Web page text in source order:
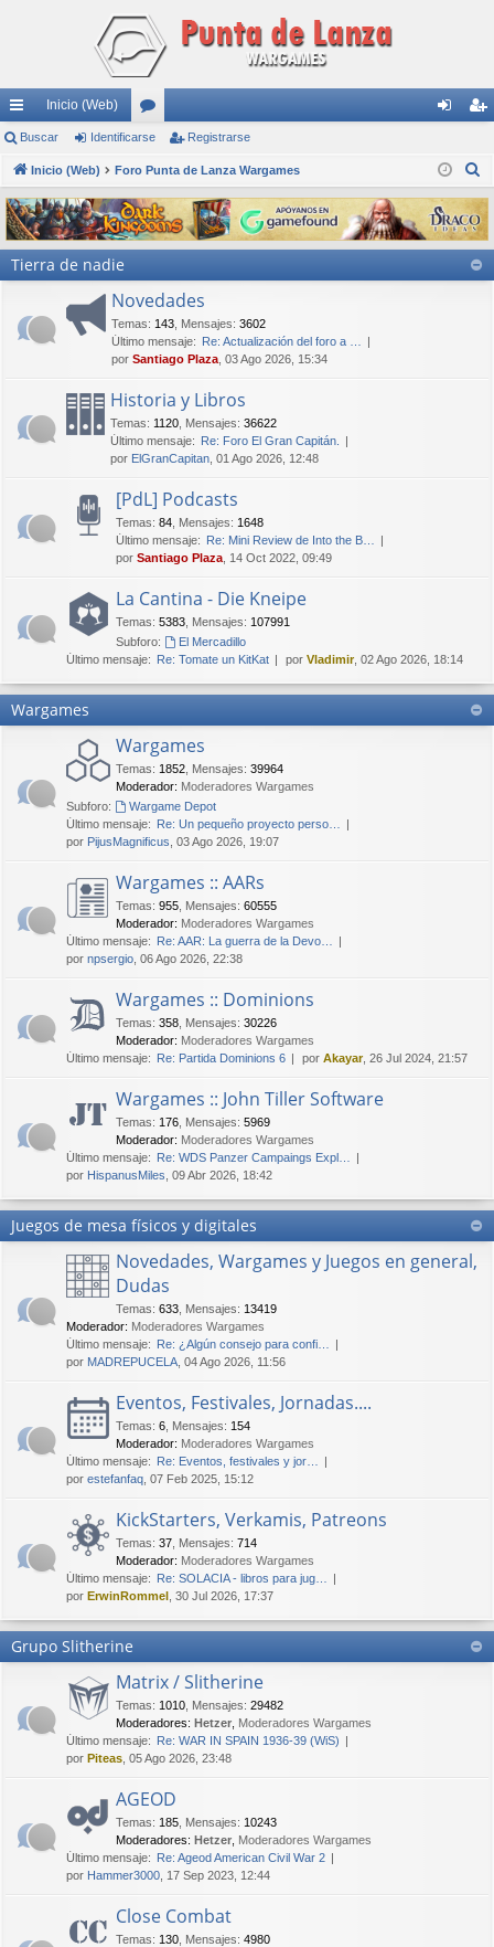
nl
ac
es
rá
pi
Inicio (Web)
or
os nti
fic
ar
ist
ra
rs
e
Buscar Identificarse Registrarse
Inicio (Web) Foro Punta de Lanza Wargames
s
c
Tierra de nadie
Novedades
Temas: 143 Mensajes: 3602
Último mensaje: Re: Actualización del foro a …
por Santiago Plaza , 03 Ago 2026, 15:34
Historia y Libros
Temas: 1120 Mensajes: 36622
Último mensaje: Re: Foro El Gran Capitán.
por ElGranCapitan , 01 Ago 2026, 12:48
[PdL] Podcasts
Temas: 84 Mensajes: 1648
Último mensaje: Re: Mini Review de Into the B…
por Santiago Plaza , 14 Oct 2022, 09:49
La Cantina - Die Kneipe
Temas: 5383 Mensajes: 107991
Subforo:
El Mercadillo
Último mensaje: Re: Tomate un KitKat por Vladimir, 02 Ago 2026, 18:14
Wargames
Wargames
Temas: 1852 Mensajes: 39964
Moderador: Moderadores Wargames
Subforo:
Wargame Depot
Último mensaje: Re: Un pequeño proyecto perso…
por PijusMagnificus , 03 Ago 2026, 19:07
Wargames :: AARs
Temas: 955 Mensajes: 60555
Moderador: Moderadores Wargames
Último mensaje: Re: AAR: La guerra de la Devo…
por npsergio , 06 Ago 2026, 22:38
Wargames :: Dominions
Temas: 358 Mensajes: 30226
Moderador: Moderadores Wargames
Último mensaje: Re: Partida Dominions 6 por Akayar, 26 Jul 2024, 21:57
Wargames :: John Tiller Software
Temas: 176 Mensajes: 5969
Moderador: Moderadores Wargames
Último mensaje: Re: WDS Panzer Campaings Expl…
por HispanusMiles , 09 Abr 2026, 18:42
Juegos de mesa físicos y digitales
Novedades, Wargames y Juegos en general,
Dudas
Temas: 633 Mensajes: 13419
Moderador: Moderadores Wargames
Último mensaje: Re: ¿Algún consejo para confi…
por MADREPUCELA , 04 Ago 2026, 11:56
Eventos, Festivales, Jornadas....
Temas: 6 Mensajes: 154
Moderador: Moderadores Wargames
Último mensaje: Re: Eventos, festivales y jor…
por estefanfaq , 07 Feb 2025, 15:12
KickStarters, Verkamis, Patreons
Temas: 37 Mensajes: 714
Moderador: Moderadores Wargames
Último mensaje: Re: SOLACIA - libros para jug…
por ErwinRommel , 30 Jul 2026, 17:37
Grupo Slitherine
Matrix / Slitherine
Temas: 1010 Mensajes: 29482
Moderadores: Hetzer Moderadores Wargames
Último mensaje: Re: WAR IN SPAIN 1936-39 (WiS)
por Piteas , 05 Ago 2026, 23:48
AGEOD
Temas: 185 Mensajes: 10243
Moderadores: Hetzer Moderadores Wargames
Último mensaje: Re: Ageod American Civil War 2
por Hammer3000 , 17 Sep 2023, 12:44
Close Combat
Temas: 130 Mensajes: 4980